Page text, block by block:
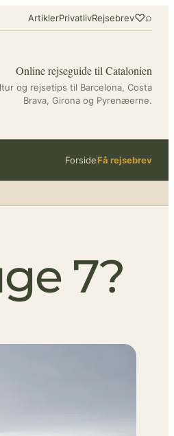
ArtiklerPrivatlivRejsebrev♡⌕
Online rejseguide til Catalonien
og rejsetips til Barcelona, Costa
Brava, Girona og Pyrenæerne.
ForsideFå rejsebrev
7?